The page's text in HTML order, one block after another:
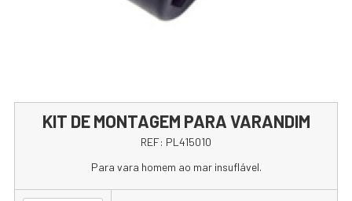
KIT DE MONTAGEM PARA VARANDIM
REF: PL415010
Para vara homem ao mar insuflável.